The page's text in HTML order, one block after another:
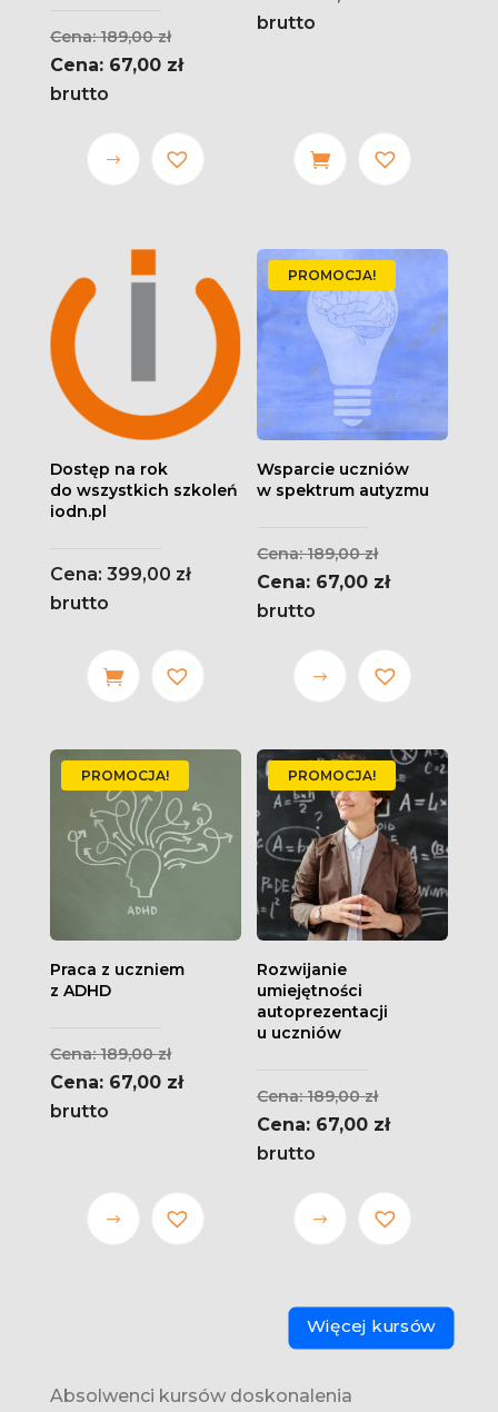
189,00złPierwotna
cena
67,00 złAktualna
67,00 zł.
brutto
Ten
produkt
wariantów.
Opcje
można
na stronie
produktu
brutto
Dostęp na rok
do wszystkich szkoleń
iodn.pl
399,00 zł
brutto
PROMOCJA!
Wsparcie uczniów
w spektrum autyzmu
189,00złPierwotna
cena
67,00 złAktualna
67,00 zł.
brutto
Ten
produkt
wariantów.
Opcje
można
wybrać
na stronie
produktu
PROMOCJA!
Praca z uczniem
z ADHD
189,00złPierwotna
cena
67,00 złAktualna
brutto
Ten
produkt
wybrać
PROMOCJA!
Rozwijanie
umiejętności
autoprezentacji
u uczniów
189,00złPierwotna
cena
67,00 złAktualna
67,00 zł.
brutto
Ten
produkt
wariantów.
Opcje
wybrać
Więcej kursów
Absolwenci kursów doskonalenia